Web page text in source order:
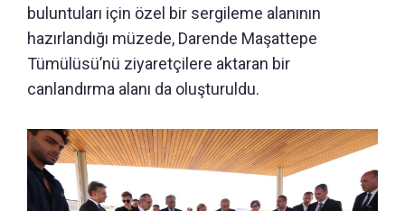
buluntuları için özel bir sergileme alanının
hazırlandığı müzede, Darende Maşattepe
Tümülüsü’nü ziyaretçilere aktaran bir
canlandırma alanı da oluşturuldu.